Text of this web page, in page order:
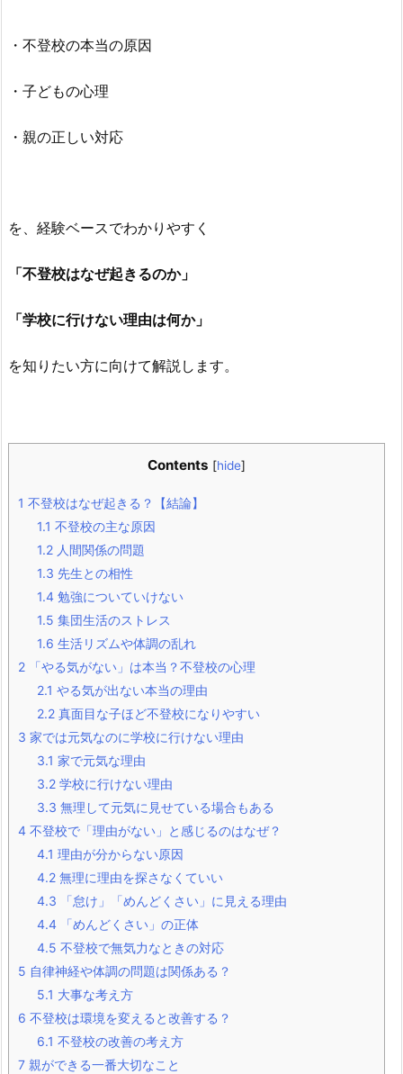
・不登校の本当の原因
・子どもの心理
・親の正しい対応
を、経験ベースでわかりやすく
「不登校はなぜ起きるのか」
「学校に行けない理由は何か」
を知りたい方に向けて解説します。
Contents [hide]
1 不登校はなぜ起きる？【結論】
1.1 不登校の主な原因
1.2 人間関係の問題
1.3 先生との相性
1.4 勉強についていけない
1.5 集団生活のストレス
1.6 生活リズムや体調の乱れ
2 「やる気がない」は本当？不登校の心理
2.1 やる気が出ない本当の理由
2.2 真面目な子ほど不登校になりやすい
3 家では元気なのに学校に行けない理由
3.1 家で元気な理由
3.2 学校に行けない理由
3.3 無理して元気に見せている場合もある
4 不登校で「理由がない」と感じるのはなぜ？
4.1 理由が分からない原因
4.2 無理に理由を探さなくていい
4.3 「怠け」「めんどくさい」に見える理由
4.4 「めんどくさい」の正体
4.5 不登校で無気力なときの対応
5 自律神経や体調の問題は関係ある？
5.1 大事な考え方
6 不登校は環境を変えると改善する？
6.1 不登校の改善の考え方
7 親ができる一番大切なこと